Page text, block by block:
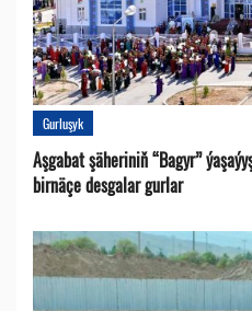
Gurluşyk
Aşgabat şäheriniň “Bagyr”
birnäçe desgalar gurlar